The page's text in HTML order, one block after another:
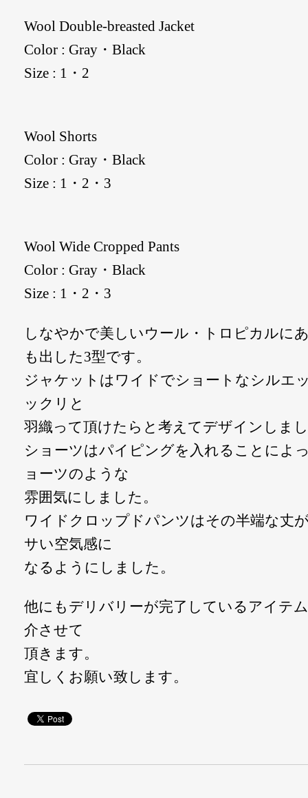
Wool Double-breasted Jacket
Color : Gray・Black
Size : 1・2
Wool Shorts
Color : Gray・Black
Size : 1・2・3
Wool Wide Cropped Pants
Color : Gray・Black
Size : 1・2・3
しなやかで美しいウール・トロピカルに
も出した3型です。
ジャケットはワイドでショートなシルエ
ックリと
羽織って頂けたらと考えてデザインしま
ショーツはパイピングを入れることによ
ョーツのような
雰囲気にしました。
ワイドクロップドパンツはその半端な丈
サい空気感に
なるようにしました。
他にもデリバリーが完了しているアイテ
介させて
頂きます。
宜しくお願い致します。